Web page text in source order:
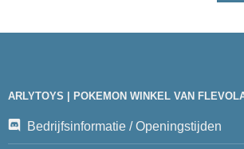
ARLYTOYS | POKEMON WINKEL VAN
Bedrijfsinformatie / Openingstijden